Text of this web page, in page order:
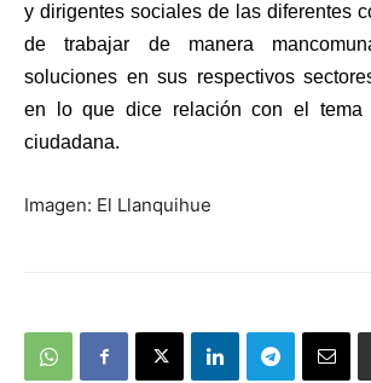
y dirigentes sociales de las diferentes
de trabajar de manera
soluciones en sus respectivos
en lo que dice relación con el tema
ciudadana.
Imagen: El Llanquihue